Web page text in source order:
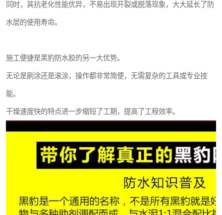
同时，其抗老化性能优异，不易出现开裂或脱落现象，大大延长了防
水层的使用寿命。
施工便捷是黑豹防水胶的另一大优势。
无论是刷涂还是滚涂，操作都非常简便，无需复杂的工具或专业技
能。
干燥速度快的特点进一步缩短了工期，提高了工程效率。